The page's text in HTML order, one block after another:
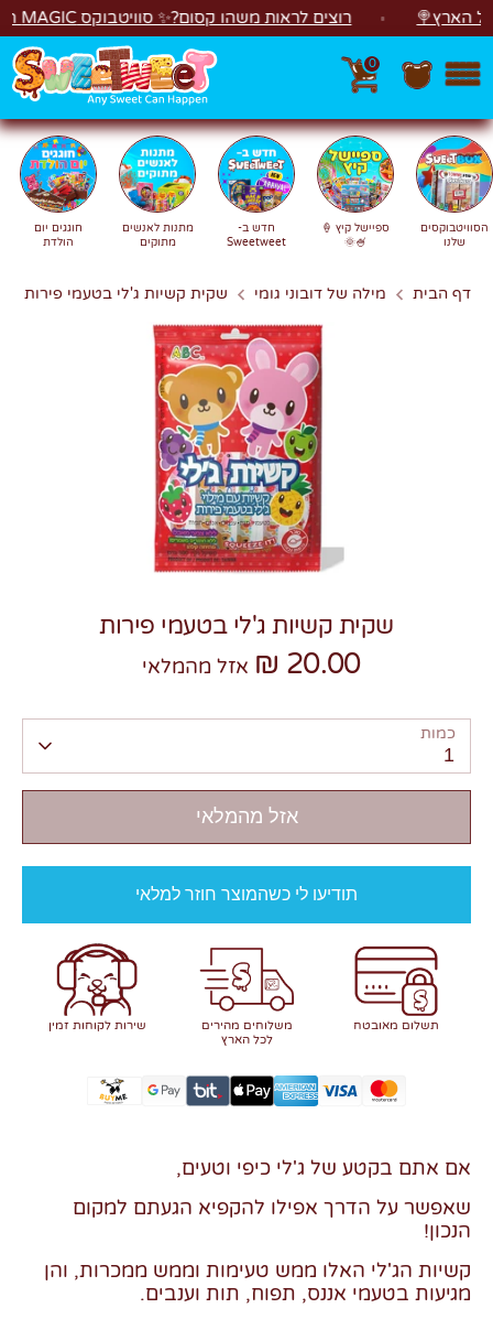
דלג רוצים לראות משהו קסום?✨ סוויטבוקס MAGIC הפך ל"מכונת משחקים"! 🎁🕹️
0
חפשחיפוש
הסוויטבוקסים
שלנו
ספיישל קיץ 🍦
🍧🌞
חדש ב-
Sweetweet
מתנות לאנשים
מתוקים
חוגגים יום
הולדת
דף הבית מילה של דובוני גומי שקית קשיות ג'לי בטעמי פירות
שקית קשיות ג'לי בטעמי פירות
20.00 ₪ אזל מהמלאי
כמות
1
אזל מהמלאי
תודיעו לי כשהמוצר חוזר למלאי
תשלום מאובטח
משלוחים מהירים
לכל הארץ
שירות לקוחות זמין
אם אתם בקטע של ג'לי כיפי וטעים,
שאפשר על הדרך אפילו להקפיא הגעתם למקום
הנכון!
קשיות הג'לי האלו ממש טעימות וממש ממכרות, והן
מגיעות בטעמי אננס, תפוח, תות וענבים.